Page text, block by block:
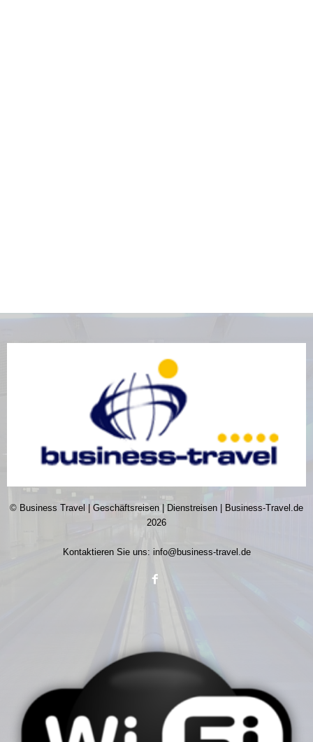
© Business Travel | Geschäftsreisen | Dienstreisen | Business-Travel.de
2026
Kontaktieren Sie uns: info@business-travel.de